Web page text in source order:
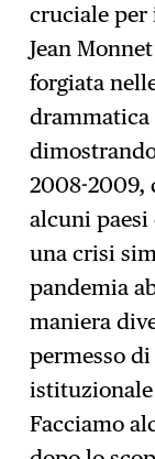
cruciale per
Jean
forgiata
drammatica
2008-2009,
alcuni paesi
una crisi
pandemia
maniera
permesso
istituzionale
Facciamo